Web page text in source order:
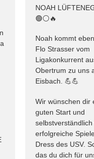
NOAH
🟢⚪️🔥
Noah kommt
Flo Strasser vom
Ligakonkurrent
Obertrum zu uns
Eisbach. 💪💪
Wir wünschen dir
guten Start und
selbstverständlich
erfolgreiche
Dress des USV.
das du dich für